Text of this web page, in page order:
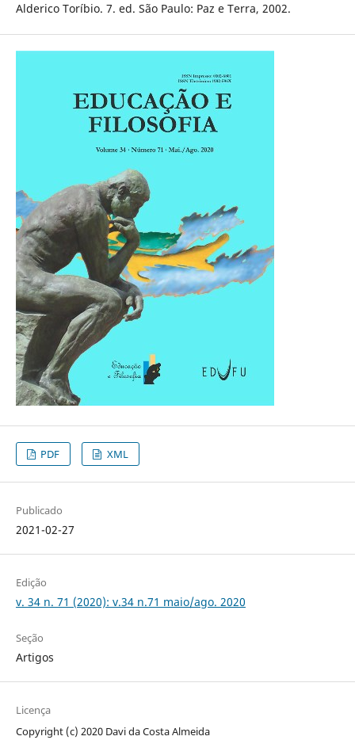
Alderico Toríbio. 7. ed. São Paulo: Paz e Terra, 2002.
PDF XML
Publicado
2021-02-27
Edição
v. 34 n. 71 (2020): v.34 n.71 maio/ago. 2020
Seção
Artigos
Licença
Copyright (c) 2020 Davi da Costa Almeida